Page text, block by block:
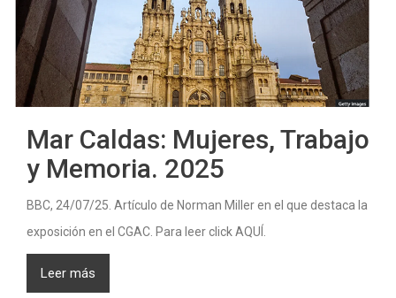
Mar Caldas: Mujeres, Trabajo
y Memoria. 2025
BBC, 24/07/25. Artículo de Norman Miller en el que destaca la
exposición en el CGAC. Para leer click AQUÍ.
Leer más